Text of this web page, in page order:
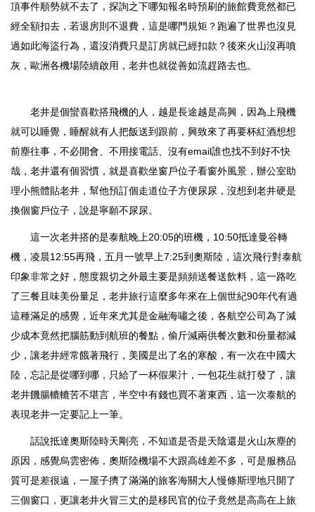
頂事件順勢就不去了，探詢之下哪知報名時預刷的旅館費竟然都已
經全額扣去，若退房則不退費，這是哪門規矩？跑遍了世界也沒見
過如此海盜行為，還沒消費只是訂房就已經扣款？後來火山沒再噴
灰，歐洲各機場陸續啟用，老井也就從善如流趕路去也。
老井是個蠻喜歡搭飛機的人，越是長途越是高興，因為上飛機
就可以睡覺，睡醒就有人把飯送到跟前，興致來了再要杯紅酒想想
前塵往事，不必開會、不用接電話、沒有email誰也找不到好不快
哉，老井還有個習慣，就是喜歡坐窗戶位子看窗外風景，辦公室助
理小熊體貼老井，幫他預訂個走道位子方便尿尿，沒想到老井硬是
換個窗戶位子，說是寧願不尿尿。
這一次老井搭的是泰航晚上20:05的班機，10:50抵達曼谷轉
機，凌晨12:55再飛，五月一號早上7:25到奧斯陸，這次飛行對泰航
印象非常之好，態度親切之外最主要是頻頻送餐送飲料，這一路吃
了三餐且味美份量足，老井旅行這麼多年來在上個世紀90年代有過
這種滿足的感覺，近年來尤其是金融海嘯之後，各航空公司為了減
少成本竟然把腦筋動到航班的餐點，偷斤減兩供餐次數和份量都減
少，讓老井經常餓著飛行，美國是出了名的寒酸，有一次在中國大
陸，忘記是從哪到哪，只給了一杯假果汁，一包花生就打發了，讓
老井饑腸轆轆苦不堪言，半空中有錢也買不著東西，這一次泰航的
表現老井一定要記上一筆。
話說抵達奧斯陸時天剛亮，不知道是否是天陰還是火山灰塵的
原因，感覺烏雲密佈，奧斯陸機場不大跟高雄差不多，可是服務品
質可是差很遠，一屋子擠了滿滿的旅客海關大人慢條斯理地只開了
三個窗口，更讓老井火冒三丈的是移民官的位子竟然是高高在上旅